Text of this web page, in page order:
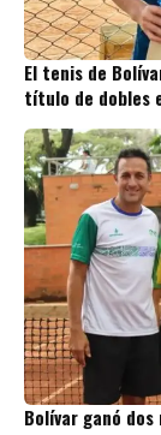
El tenis de
título de dobles
Bolívar ganó